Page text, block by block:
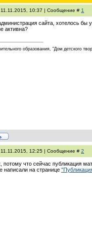
10:37 | Сообщение # 1
сайта, хотелось бы
активна?
образования, "Дом детского
12:25 | Сообщение # 2
, потому что сейчас публикация
написали на странице